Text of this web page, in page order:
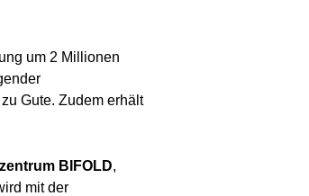
um 2 Millionen
Gute. Zudem erhält
BIFOLD,
mit der